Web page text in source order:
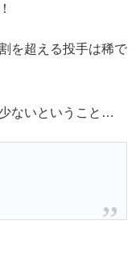
を超える投手は稀で
ないということ…